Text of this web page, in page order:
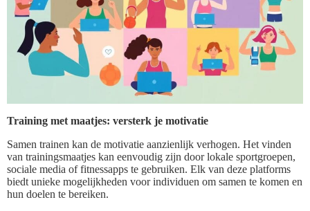
Training met maatjes: versterk je motivatie
Samen trainen kan de motivatie aanzienlijk verhogen. Het vinden
van trainingsmaatjes kan eenvoudig zijn door lokale sportgroepen,
sociale media of fitnessapps te gebruiken. Elk van deze platforms
biedt unieke mogelijkheden voor individuen om samen te komen en
hun doelen te bereiken.